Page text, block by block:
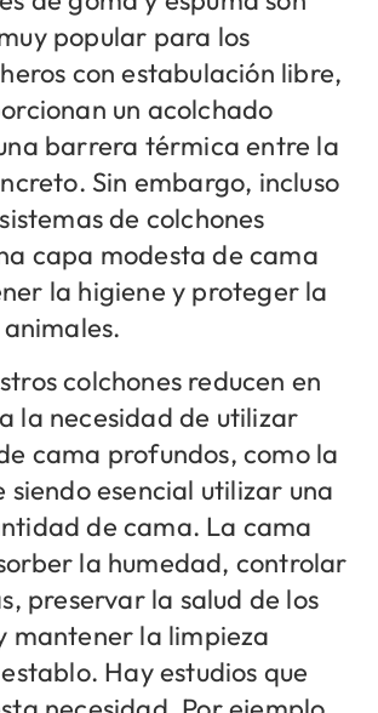
popular para los
con estabulación libre,
un acolchado
barrera térmica entre la
Sin embargo, incluso
de colchones
capa modesta de cama
la higiene y proteger la
colchones reducen en
la necesidad de utilizar
cama profundos, como la
siendo esencial utilizar una
de cama. La cama
la humedad, controlar
preservar la salud de los
mantener la limpieza
Hay estudios que